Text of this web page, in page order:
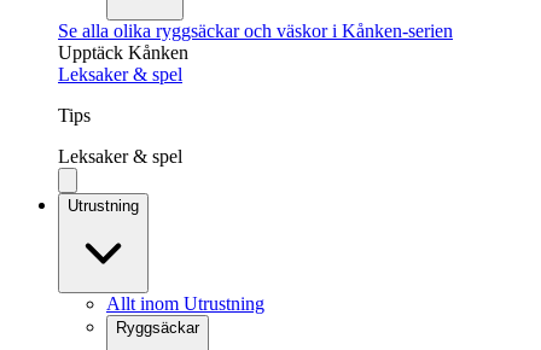
Se alla olika ryggsäckar och väskor i Kånken-serien
Upptäck Kånken
Leksaker & spel
Tips
Leksaker & spel
Utrustning
Allt inom Utrustning
Ryggsäckar